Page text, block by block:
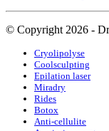
© Copyright 2026 -
Cryolipolyse
Coolsculpting
Epilation laser
Miradry
Rides
Botox
Anti-cellulite